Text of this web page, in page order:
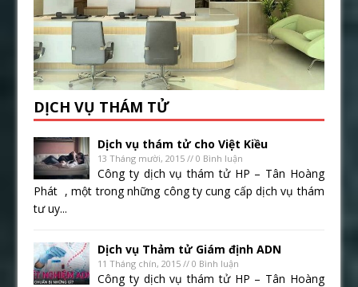
DỊCH VỤ THÁM TỬ
Dịch vụ thám tử cho Việt Kiều
13 Tháng mười, 2015 // 0 Bình luận
Công ty dịch vụ thám tử HP – Tân Hoàng
Phát , một trong những công ty cung cấp dịch vụ thám
tư uy...
Dịch vụ Thảm tử Giám định ADN
11 Tháng chín, 2015 // 0 Bình luận
Công ty dịch vụ thám tử HP – Tân Hoàng